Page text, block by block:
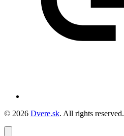
© 2026 Dvere.sk. All rights reserved.